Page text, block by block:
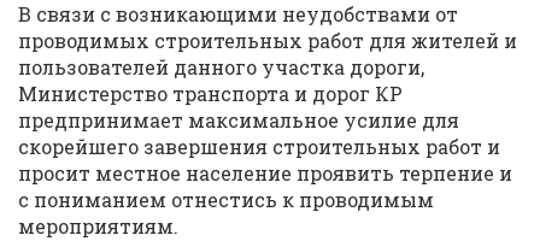
В связи с возникающими неудобствами от
проводимых строительных работ для жителей и
пользователей данного участка дороги,
Министерство транспорта и дорог КР
предпринимает максимальное усилие для
скорейшего завершения строительных работ и
просит местное население проявить терпение и
с пониманием отнестись к проводимым
мероприятиям.